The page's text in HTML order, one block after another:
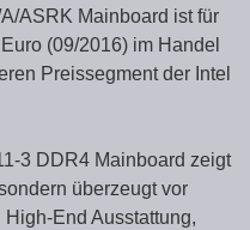
ASRK Mainboard ist für
(09/2016) im Handel
Preissegment der Intel
3 DDR4 Mainboard zeigt
überzeugt vor
End Ausstattung,